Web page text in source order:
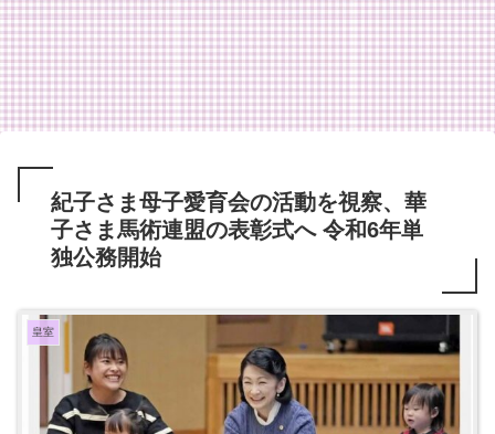
紀子さま母子愛育会の活動を視察、華
子さま馬術連盟の表彰式へ 令和6年単
独公務開始
皇室